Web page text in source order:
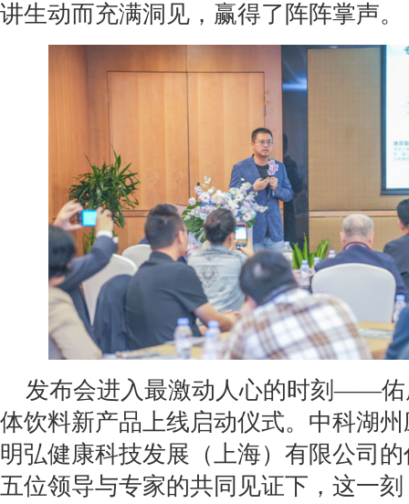
讲生动而充满洞见，赢得了阵阵掌声。
发布会进入最激动人心的时刻——佑
体饮料新产品上线启动仪式。中科湖
明弘健康科技发展（上海）有限公司
五位领导与专家的共同见证下，这一